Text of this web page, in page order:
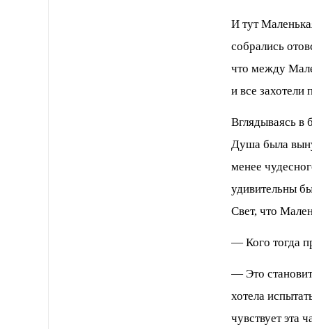
И тут
собрались
что между
и все
Вглядываясь в
Душа была
менее
удивительны
Свет, что
— Кого тогда
— Это
хотела
чувствует эта